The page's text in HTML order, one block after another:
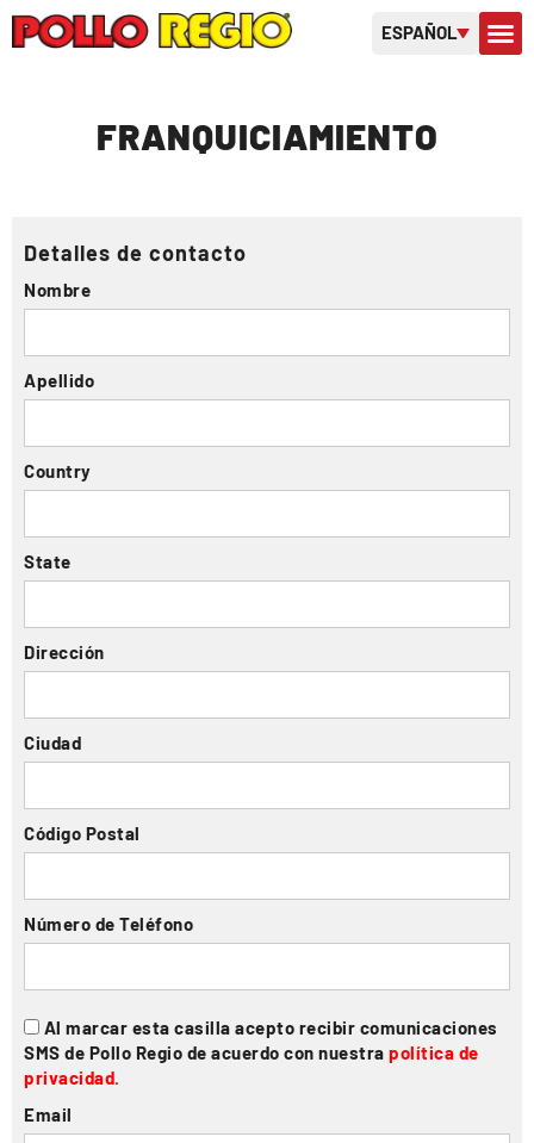
ESPAÑOL
FRANQUICIAMIENTO
Detalles de contacto
Nombre
Apellido
Country
State
Dirección
Ciudad
Código Postal
Número de Teléfono
Al marcar esta casilla acepto recibir comunicaciones
SMS de Pollo Regio de acuerdo con nuestra política de
privacidad.
Email